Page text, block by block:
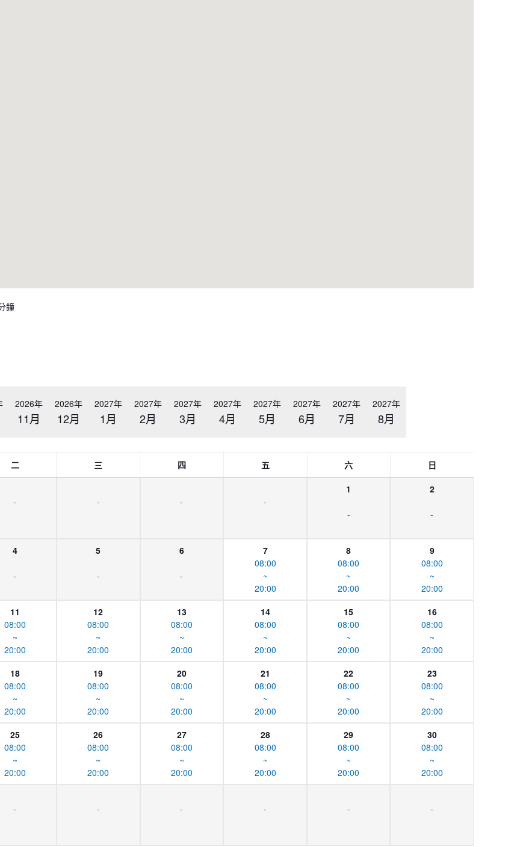
鐘
2026年
11月
2026年
12月
2027年
1月
2027年
2月
2027年
3月
2027年
4月
2027年
5月
2027年
6月
2027年
7月
2027年
8月
二 三 四 五 六 日
- - - -
1
-
2
-
4
-
5
-
6
-
7
08:00
~
20:00
8
08:00
~
20:00
9
08:00
~
20:00
11
08:00
~
20:00
12
08:00
~
20:00
13
08:00
~
20:00
14
08:00
~
20:00
15
08:00
~
20:00
16
08:00
~
20:00
18
08:00
~
20:00
19
08:00
~
20:00
20
08:00
~
20:00
21
08:00
~
20:00
22
08:00
~
20:00
23
08:00
~
20:00
25
08:00
~
20:00
26
08:00
~
20:00
27
08:00
~
20:00
28
08:00
~
20:00
29
08:00
~
20:00
30
08:00
~
20:00
- - - - - -